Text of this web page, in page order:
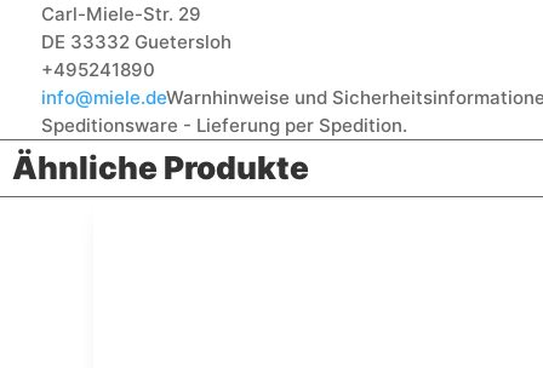
Carl-Miele-Str. 29
DE 33332 Guetersloh
+495241890
info@miele.deWarnhinweise und
Speditionsware - Lieferung per Spedition.
Ähnliche Produkte